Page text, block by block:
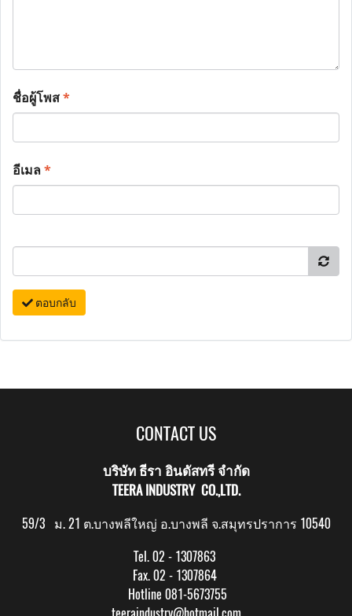
ชื่อผู้โพส*
อีเมล*
ตอบกลับ
CONTACT US
บริษัท ธีรา อินดัสทรี จำกัด
TEERA INDUSTRY CO.,LTD.
59/3 ม. 21 ต.บางพลีใหญ่ อ.บางพลี จ.สมุทรปราการ 10540
Tel. 02 - 1307863
Fax. 02 - 1307864
Hotline 081-5673755